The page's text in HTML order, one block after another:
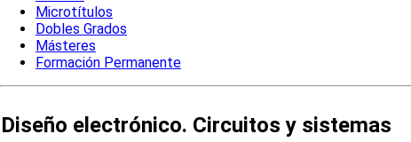
Microtítulos
Dobles Grados
Másteres
Formación Permanente
Diseño electrónico. Circuitos y sistemas